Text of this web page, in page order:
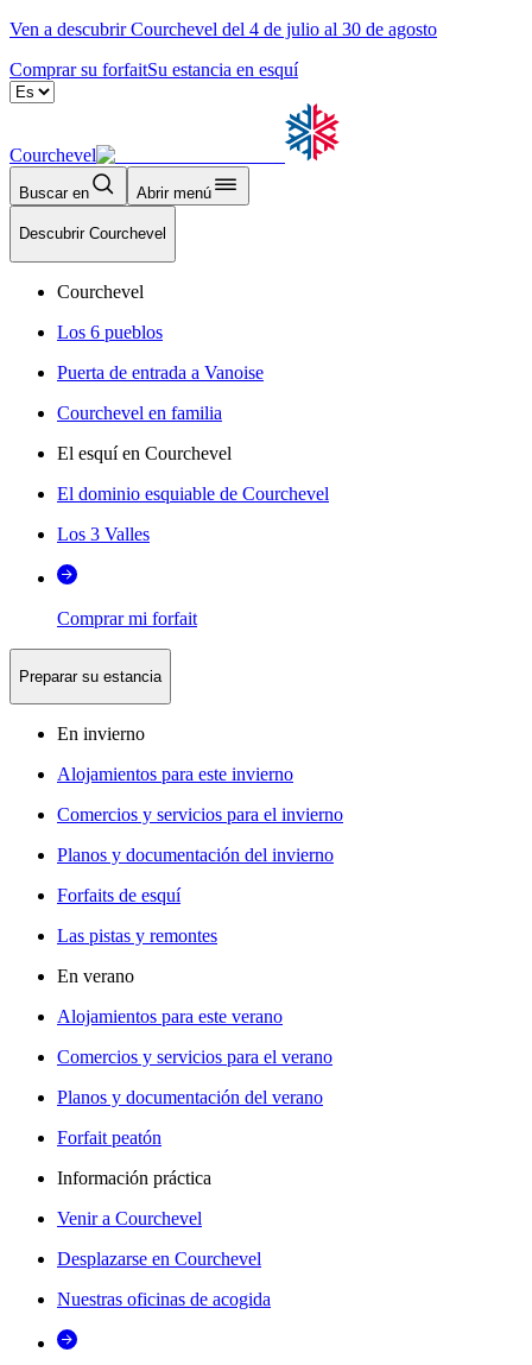
Ven a descubrir Courchevel del 4 de julio al 30 de agosto
Comprar su forfaitSu estancia en esquí
Courchevel
Buscar en Abrir menú
Descubrir Courchevel
Courchevel
Los 6 pueblos
Puerta de entrada a Vanoise
Courchevel en familia
El esquí en Courchevel
El dominio esquiable de Courchevel
Los 3 Valles
Comprar mi forfait
Preparar su estancia
En invierno
Alojamientos para este invierno
Comercios y servicios para el invierno
Planos y documentación del invierno
Forfaits de esquí
Las pistas y remontes
En verano
Alojamientos para este verano
Comercios y servicios para el verano
Planos y documentación del verano
Forfait peatón
Información práctica
Venir a Courchevel
Desplazarse en Courchevel
Nuestras oficinas de acogida